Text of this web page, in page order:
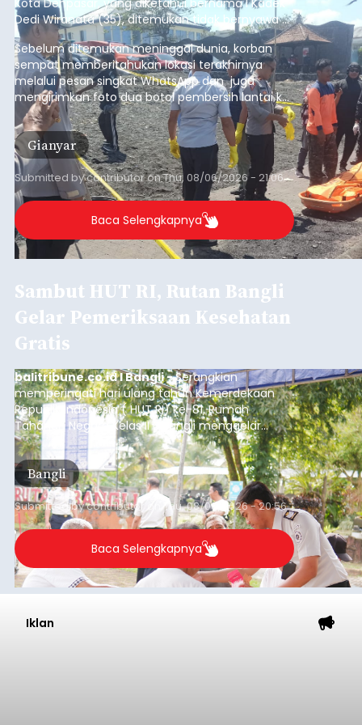
Kota Denpasar, yang diketahui bernama I Kadek
Dedi Wiranata (35), ditemukan tidak bernyawa di
pesisir Pantai Purnama, Sukawati.
Sebelum ditemukan meninggal dunia, korban
sempat memberitahukan lokasi terakhirnya
melalui pesan singkat WhatsApp dan juga
mengirimkan foto dua botol pembersih lantai ke
istrinya.
Gianyar
Submitted bycontributoronThu, 08/06/2026 - 21:06
Baca Selengkapnya
Sambut HUT RI, Rutan Bangli
Gelar Pemeriksaan Kesehatan
Gratis
balitribune.co.id I Bangli -Serangkian
memperingati hari ulang tahun Kemerdekaan
Republik Indonesia ( HUT RI) ke-81, Rumah
Tahanan Negara Kelas II B Bangli menggelar
kegiatan pemeriksaan kesehatan gratis, Rabu
(6/8/2026).
Bangli
Submitted bycontributor Thu, 08/06/2026 - 20:56
Baca Selengkapnya
Iklan